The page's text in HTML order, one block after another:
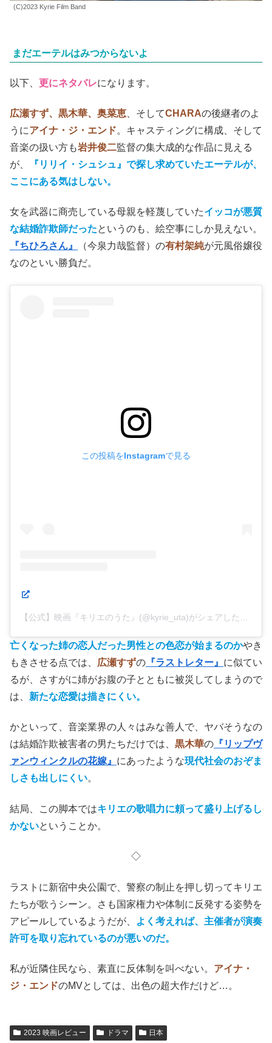
(C)2023 Kyrie Film Band
まだエーテルはみつからないよ
以下、 更にネタバレになります。
広瀬すず、黒木華、奥菜恵 、そしてCHARAの後継者のよ
うにアイナ・ジ・エンド。キャスティングに構成、そして
音楽の扱い方も岩井俊二監督の集大成的な作品に見える
が、
『リリイ・シュシュ』 で探し求めていたエーテルが、
ここにある気はしない。
女を武器に商売している母親を軽蔑していたイッコが悪質
な結婚詐欺師だったというのも、絵空事にしか見えない。
『ちひろさん』
（今泉力哉監督）の有村架純が元風俗嬢役
なのといい勝負だ。
この投稿をInstagramで見る
【公式】映画『キリエのうた』(@kyrie_uta)がシェアした投稿
亡くなった姉の恋人だった男性との色恋が始まるのかやき
もきさせる点では、 広瀬すずの 『ラストレター』 に似てい
るが、さすがに姉がお腹の子とともに被災してしまうので
は、 新たな恋愛は描きにくい。
かといって、音楽業界の人々はみな善人で、ヤバそうなの
は結婚詐欺被害者の男たちだけでは、 黒木華の 『リップヴ
ァンウィンクルの花嫁』 にあったような現代社会のおぞま
しさも出しにくい。
結局、この脚本ではキリエの歌唱力に頼って盛り上げるし
かないということか。
◇
ラストに新宿中央公園で、警察の制止を押し切ってキリエ
たちが歌うシーン。さも国家権力や体制に反発する姿勢を
アピールしているようだが、
よく考えれば、主催者が演奏
許可を取り忘れているのが悪いのだ。
私が近隣住民なら、素直に反体制を叫べない。 アイナ・
ジ・エンドのMVとしては、出色の超大作だけど…。
2023 映画レビュー ドラマ 日本